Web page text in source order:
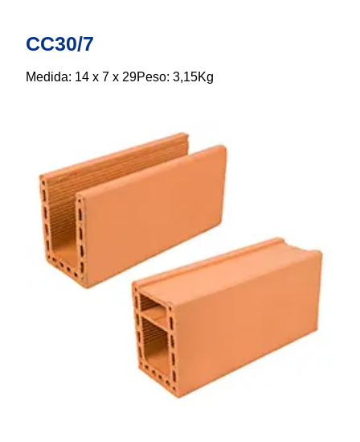
CC30/7
Medida: 14 x 7 x 29Peso: 3,15Kg